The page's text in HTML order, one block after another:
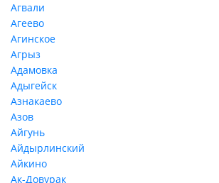
Агвали
Агеево
Агинское
Агрыз
Адамовка
Адыгейск
Азнакаево
Азов
Айгунь
Айдырлинский
Айкино
Ак-Довурак